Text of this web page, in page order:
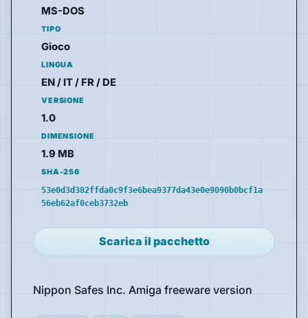
MS-DOS
TIPO
Gioco
LINGUA
EN / IT / FR / DE
VERSIONE
1.0
DIMENSIONE
1.9 MB
SHA-256
53e0d3d382ffda0c9f3e6bea9377da43e0e9090b0bcf1a
56eb62af0ceb3732eb
Scarica il pacchetto
Nippon Safes Inc. Amiga freeware version